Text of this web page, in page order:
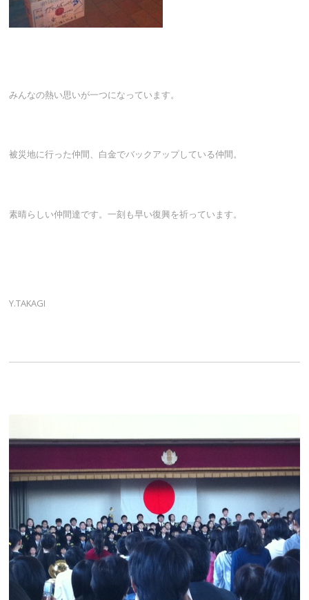
みんなの熱い思いが一つになっています。
被災地に行った仲間、白金でバックアップしている仲間。
素晴らしい仲間達です。一刻も早い復興を祈っています。
Y.TAKAGI